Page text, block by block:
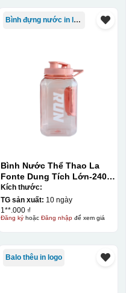
Bình đựng nước in logo
Bình Nước Thể Thao La
Fonte Dung Tích Lớn-2400
ML014892-BLU
Kích thước:
TG sản xuất: 10 ngày
1**.000 ₫
Đăng kýhoặc Đăng nhậpđể xem giá
Balo thêu in logo